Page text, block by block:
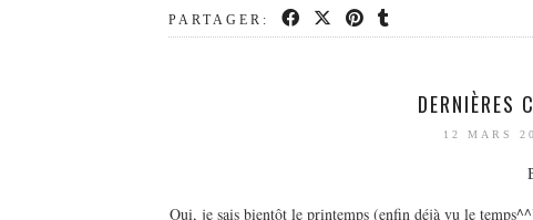
PARTAGER:
DERNIÈRES
12 MARS
Oui, je sais bientôt le printemps (enfin déjà vu le